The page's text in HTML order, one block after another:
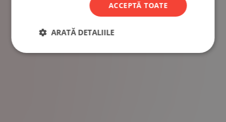
ACCEPTĂ TOATE
ARATĂ DETALIILE